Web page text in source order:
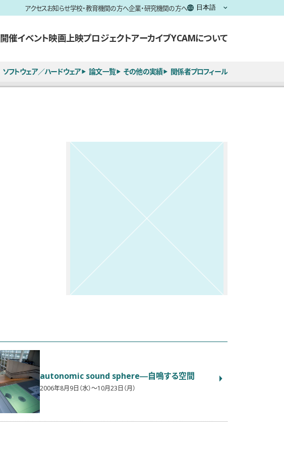
アクセスお知らせ学校・教育機関の方へ企業・研究機関の方へ
開催イベント映画上映プロジェクトアーカイブYCAMについて
ソフトウェア／ハードウェア 論文一覧 その他の実績 関係者プロフィール
autonomic sound sphere―自鳴する空間
2006年8月9日（水）〜10月23日（月）